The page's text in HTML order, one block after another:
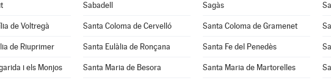
Sabadell Sagàs
de Voltregà Santa Coloma de Cervelló Santa Coloma de Gramenet
de Riuprimer Santa Eulàlia de Ronçana Santa Fe del Penedès
i els Monjos Santa Maria de Besora Santa Maria de Martorelles